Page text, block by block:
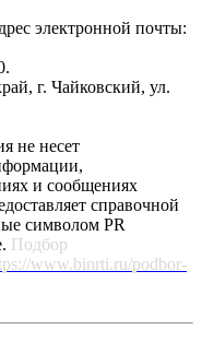
электронной почты:
г. Чайковский, ул.
не несет
и сообщениях
справочной
символом PR
Подбор
www.binrti.ru/podbor-